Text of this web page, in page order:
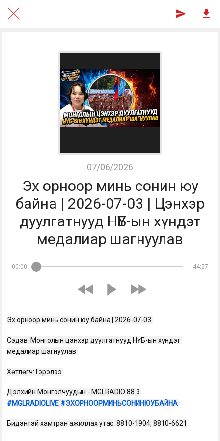
07/06/2026
Эх орноор минь сонин юу
байна | 2026-07-03 | Цэнхэр
дуулгатнууд НҮБ-ын хүндэт
медалиар шагнуулав
00:00 44:57
Эх орноор минь сонин юу байна | 2026-07-03
Сэдэв: Монголын цэнхэр дуулгатнууд НҮБ-ын хүндэт
медалиар шагнуулав
Хөтлөгч: Гэрэлээ
#MGLRADIOLIVE #ЭХОРНООРМИНЬСОНИНЮУБАЙНА
Бидэнтэй хамтран ажиллах утас: 8810-1904, 8810-6621